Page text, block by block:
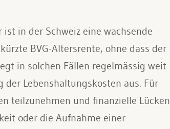
in der Schweiz eine wachsende
BVG-Altersrente, ohne dass der
in solchen Fällen regelmässig weit
Lebenshaltungskosten aus. Für
teilzunehmen und finanzielle Lücken
oder die Aufnahme einer